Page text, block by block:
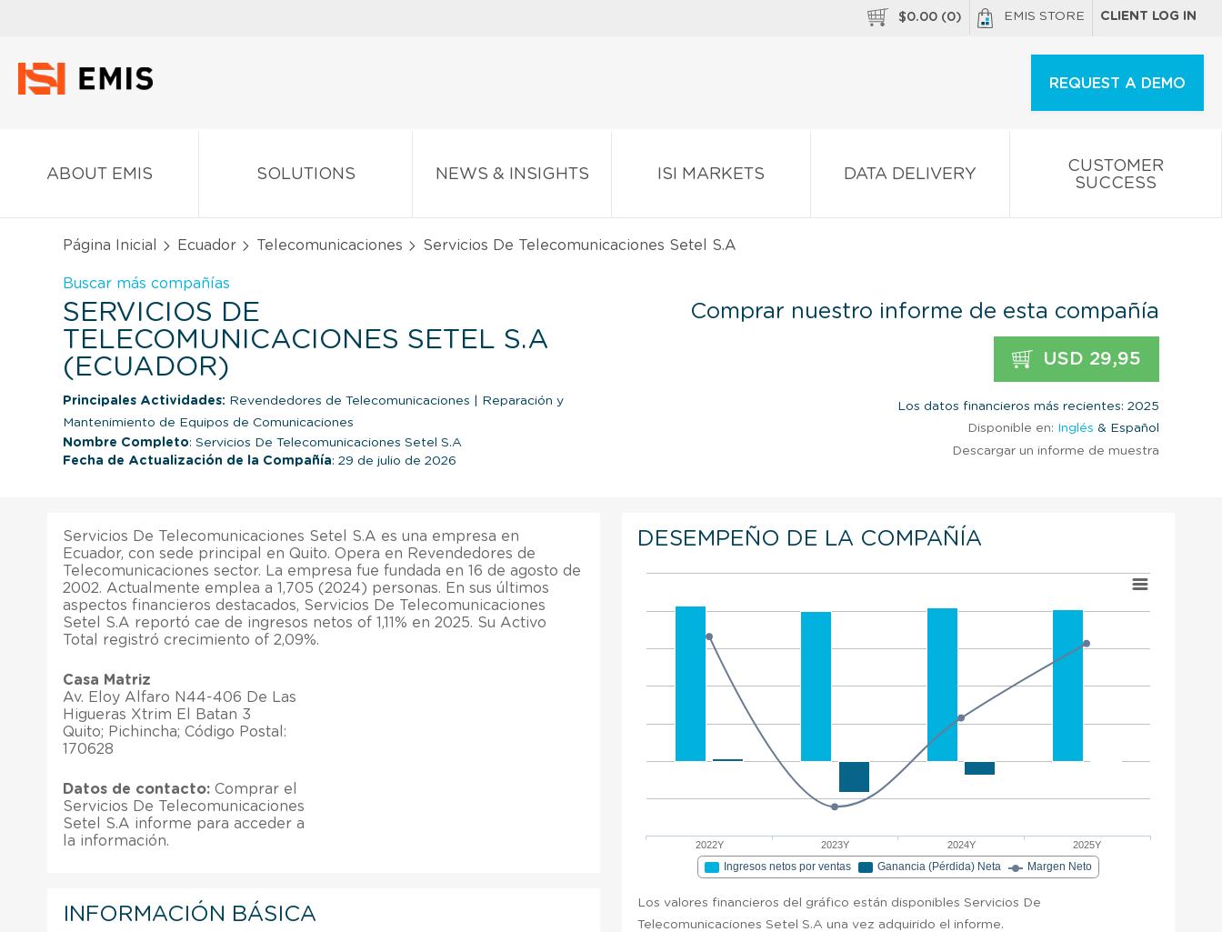
$0.00 (0) EMIS STORE CLIENT LOG IN
REQUEST A DEMO
ABOUT EMIS SOLUTIONS NEWS & INSIGHTS ISI MARKETS DATA DELIVERY
CUSTOMER
SUCCESS
Página Inicial Ecuador Telecomunicaciones Servicios De Telecomunicaciones Setel S.A
Buscar más compañías
SERVICIOS DE
TELECOMUNICACIONES SETEL S.A
(ECUADOR)
Principales Actividades: Revendedores de Telecomunicaciones
Reparación y
Mantenimiento de Equipos de Comunicaciones
Nombre Completo: Servicios De Telecomunicaciones Setel S.A
Fecha de Actualización de la Compañía: 29 de julio de 2026
Comprar nuestro informe de esta compañía
USD 29,95
Los datos financieros más recientes: 2025
Disponible en: Inglés & Español
Descargar un informe de muestra
Servicios De Telecomunicaciones Setel S.A es una empresa en
Ecuador, con sede principal en Quito. Opera en Revendedores de
Telecomunicaciones sector. La empresa fue fundada en 16 de agosto de
2002. Actualmente emplea a 1,705 (2024) personas. En sus últimos
aspectos financieros destacados, Servicios De Telecomunicaciones
Setel S.A reportó cae de ingresos netos of 1,11% en 2025. Su Activo
Total registró crecimiento of 2,09%.
Casa Matriz
Av. Eloy Alfaro N44-406 De Las
Higueras Xtrim El Batan 3
Quito; Pichincha; Código Postal:
170628
Datos de contacto: Comprar el
Servicios De Telecomunicaciones
Setel S.A informe para acceder a
la información.
INFORMACIÓN BÁSICA
DESEMPEÑO DE LA COMPAÑÍA
2022Y 2023Y 2024Y 2025Y
Ingresos netos por ventas Ganancia (Pérdida) Neta Margen Neto
Los valores financieros del gráfico están disponibles Servicios De
Telecomunicaciones Setel S.A una vez adquirido el informe.